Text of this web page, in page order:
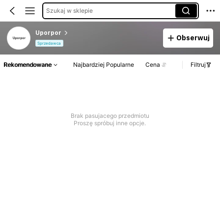
Szukaj w sklepie
Uporpor
Sprzedawca
Obserwuj
Rekomendowane Najbardziej Popularne Cena Filtruj
Brak pasujacego przedmiotu
Proszę spróbuj inne opcje.